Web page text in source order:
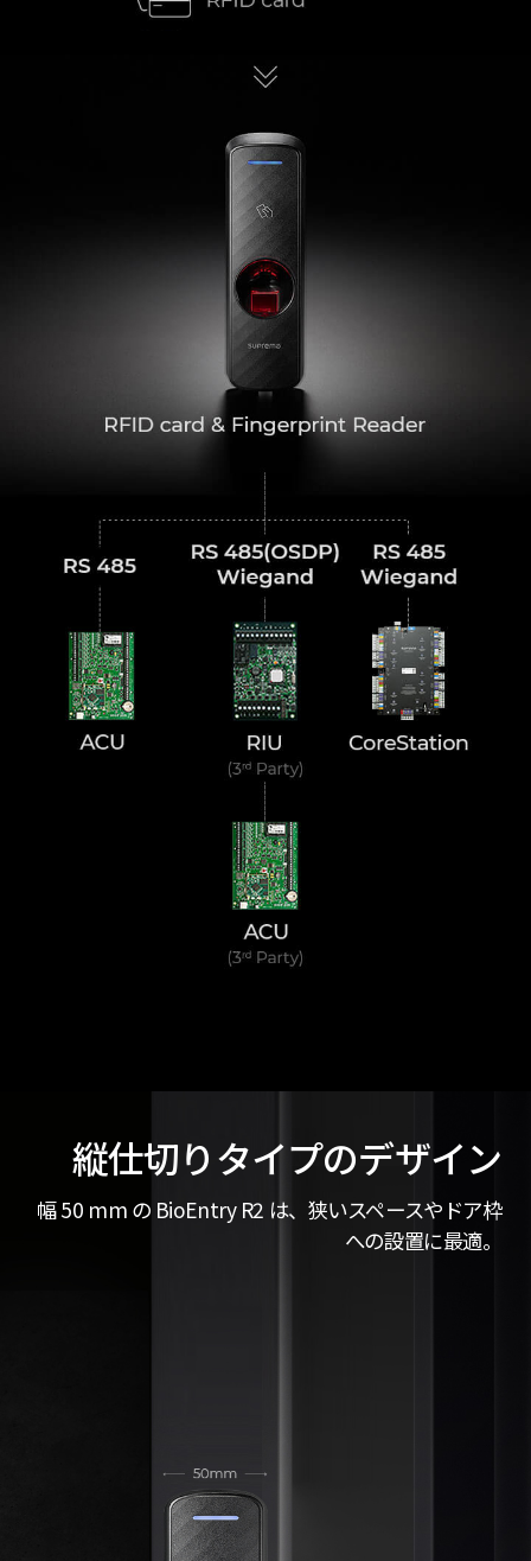
縦仕切りタイプのデザイン
幅 50 mm の BioEntry R2 は、狭いスペースやドア枠
への設置に最適。